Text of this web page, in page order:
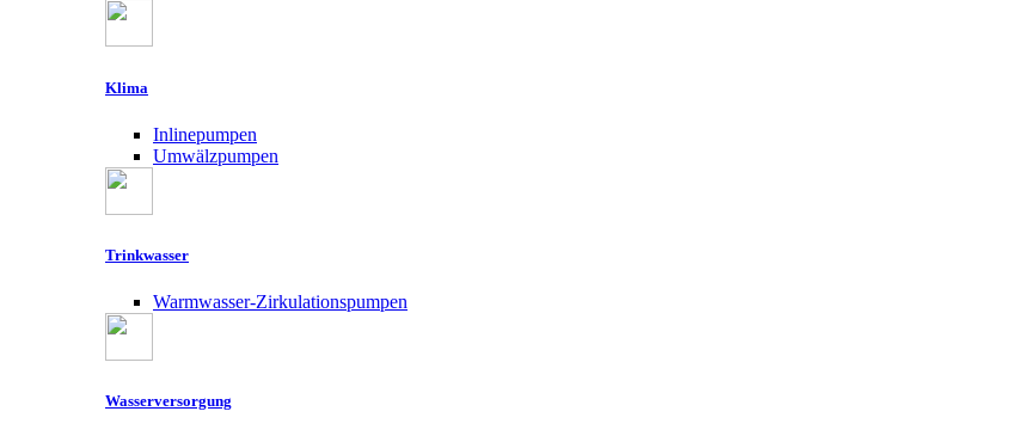
Klima
Inlinepumpen
Umwälzpumpen
Trinkwasser
Warmwasser-Zirkulationspumpen
Wasserversorgung